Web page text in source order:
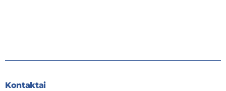
Kontaktai